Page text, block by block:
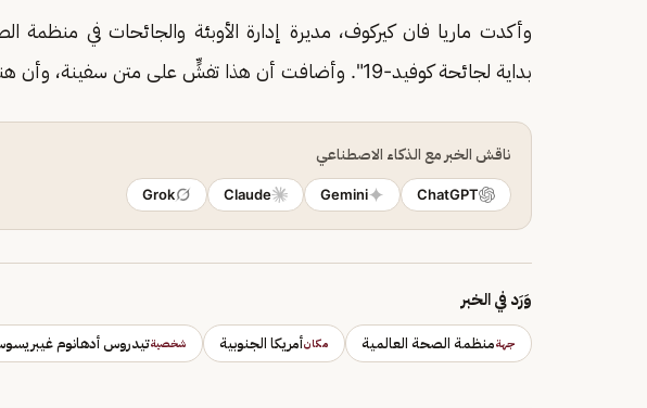
وأكدت ماريا فان كيركوف، مديرة إدارة الأوبئة والجائحات في منظمة
بداية لجائحة كوفيد-19". وأضافت أن هذا تفشٍّ على متن سفينة، وأن هناك "منطقة محصورة".
ناقش الخبر مع الذكاء الاصطناعي
ChatGPT
Gemini
Claude
Grok
وَرَد في الخبر
جهةمنظمة الصحة العالمية مكانأمريكا الجنوبية شخصيةتيدروس أدهانوم